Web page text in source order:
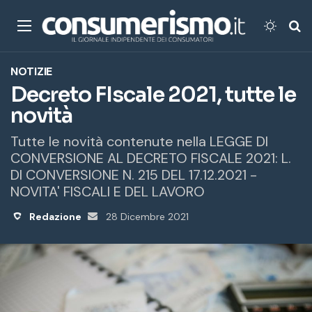
Menu
NOTIZIE
Decreto FIscale 2021, tutte le
novità
Tutte le novità contenute nella LEGGE DI
CONVERSIONE AL DECRETO FISCALE 2021: L.
DI CONVERSIONE N. 215 DEL 17.12.2021 -
NOVITA' FISCALI E DEL LAVORO
Redazione
Invia
28 Dicembre 2021